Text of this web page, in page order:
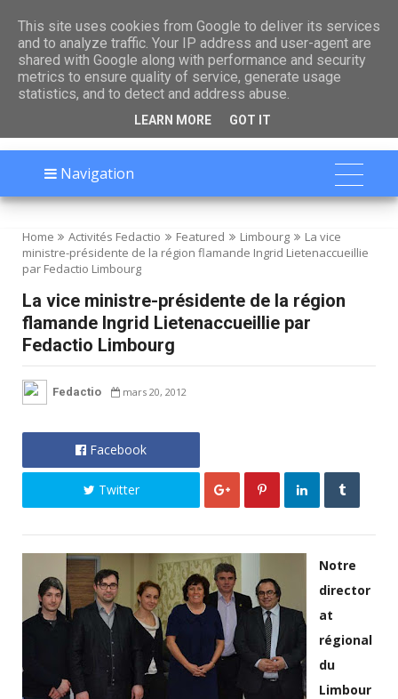

Navigation
Home Activités Fedactio Featured Limbourg
La vice
ministre-présidente de la région flamande Ingrid Lietenaccueillie
par Fedactio Limbourg
La vice ministre-présidente de la région
flamande Ingrid Lietenaccueillie par
Fedactio Limbourg
Fedactio mars 20, 2012
Facebook
Twitter
Notre
director
at
régional
du
Limbour
This site uses cookies from Google to deliver its services
and to analyze traffic. Your IP address and user-agent are
shared with Google along with performance and security
metrics to ensure quality of service, generate usage
statistics, and to detect and address abuse.
LEARN MORE GOT IT